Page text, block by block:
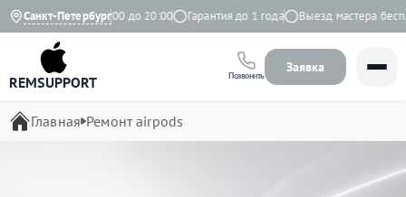
Санкт-Петербург
Ежедневно с 9:00 до 20:00 Гарантия до 1 года Выезд мастера бесплатно
REMSUPPORT Позвонить
Заявка
Главная Ремонт airpods